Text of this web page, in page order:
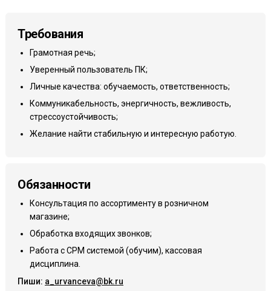
Требования
Грамотная речь;
Уверенный пользователь ПК;
Личные качества: обучаемость, ответственность;
Коммуникабельность, энергичность, вежливость,
стрессоустойчивость;
Желание найти стабильную и интересную работую.
Обязанности
Консультация по ассортименту в розничном
магазине;
Обработка входящих звонков;
Работа с СРМ системой (обучим), кассовая
дисциплина.
Пиши: a_urvanceva@bk.ru